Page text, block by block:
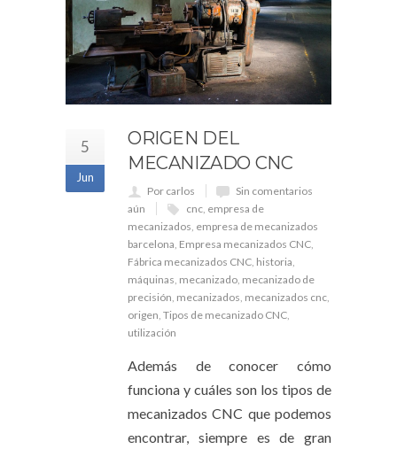
5
Jun
ORIGEN DEL
MECANIZADO CNC
Por carlos
Sin comentarios
aún
cnc empresa de
mecanizados empresa de mecanizados
barcelona Empresa mecanizados CNC
Fábrica mecanizados CNC historia
máquinas mecanizado mecanizado de
precisión mecanizados mecanizados cnc
origen Tipos de mecanizado CNC
utilización
Además de conocer cómo
funciona y cuáles son los tipos de
mecanizados CNC que podemos
encontrar, siempre es de gran